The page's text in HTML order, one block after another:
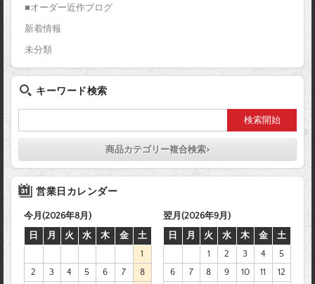
■オーダー近作ブログ
新着情報
未分類
キーワード検索
商品カテゴリー複合検索>
営業日カレンダー
今月(2026年8月)
日
月 火 水 木 金
土
1
2
3 4 5 6 7
8
翌月(2026年9月)
日
月 火 水 木 金
土
1
2 3 4
5
6
7 8 9 10 11
12